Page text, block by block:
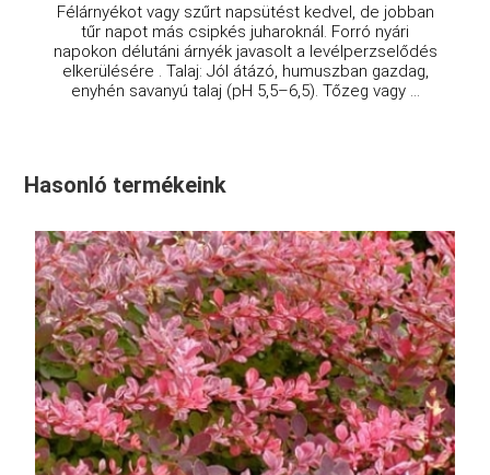
Félárnyékot vagy szűrt napsütést kedvel, de jobban
tűr napot más csipkés juharoknál. Forró nyári
napokon délutáni árnyék javasolt a levélperzselődés
elkerülésére . Talaj: Jól átázó, humuszban gazdag,
enyhén savanyú talaj (pH 5,5–6,5). Tőzeg vagy ...
Hasonló termékeink